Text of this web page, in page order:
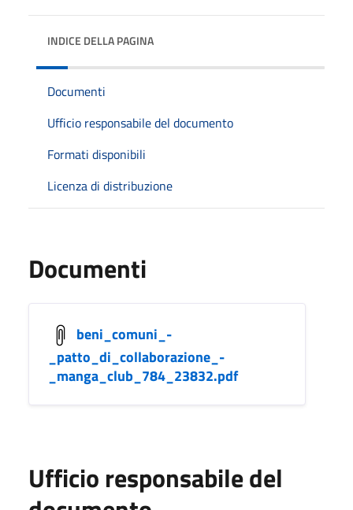
INDICE DELLA PAGINA
Documenti
Ufficio responsabile del documento
Formati disponibili
Licenza di distribuzione
Documenti
beni_comuni_-
_patto_di_collaborazione_-
_manga_club_784_23832.pdf
Ufficio responsabile del